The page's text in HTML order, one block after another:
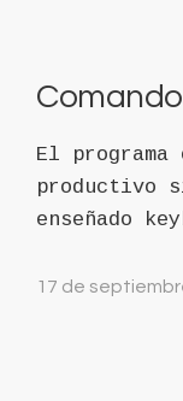
El
productivo
enseñado
17 de